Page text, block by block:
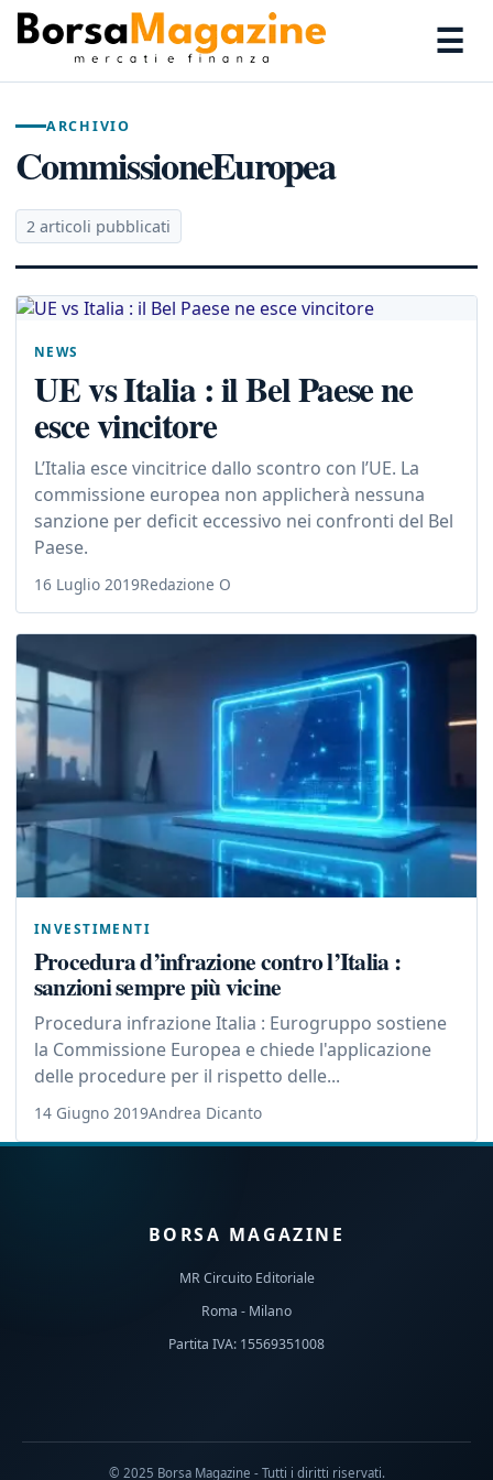
☰
ARCHIVIO
CommissioneEuropea
2 articoli pubblicati
NEWS
UE vs Italia : il Bel Paese ne
esce vincitore
L’Italia esce vincitrice dallo scontro con l’UE. La
commissione europea non applicherà nessuna
sanzione per deficit eccessivo nei confronti del Bel
Paese.
16 Luglio 2019Redazione O
INVESTIMENTI
Procedura d’infrazione contro l’Italia :
sanzioni sempre più vicine
Procedura infrazione Italia : Eurogruppo sostiene
la Commissione Europea e chiede l'applicazione
delle procedure per il rispetto delle...
14 Giugno 2019Andrea Dicanto
BORSA MAGAZINE
MR Circuito Editoriale
Roma - Milano
Partita IVA: 15569351008
© 2025 Borsa Magazine - Tutti i diritti riservati.